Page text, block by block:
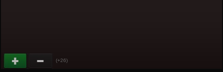
(+26)